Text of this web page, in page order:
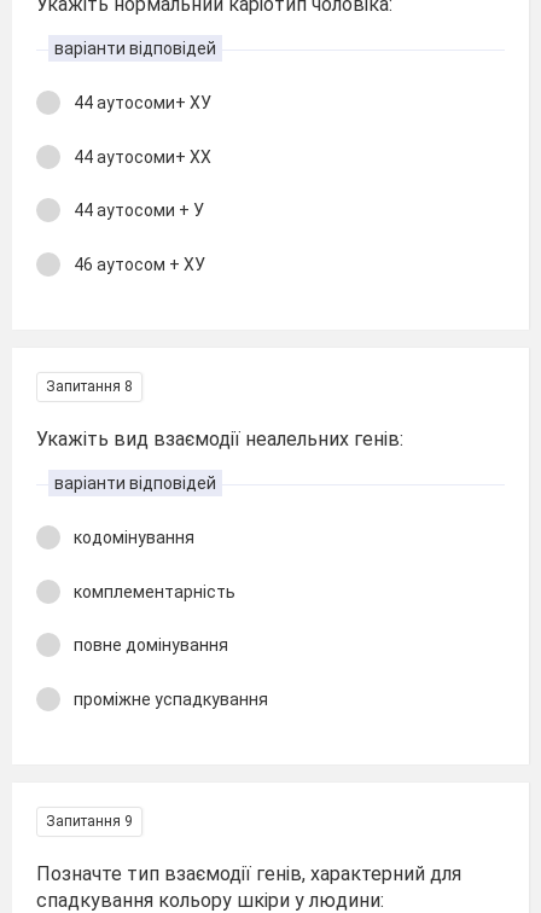
варіанти відповідей
44 аутосоми+ ХУ
44 аутосоми+ ХХ
44 аутосоми + У
46 аутосом + ХУ
Запитання 8
Укажіть вид взаємодії неалельних генів:
варіанти відповідей
кодомінування
комплементарність
повне домінування
проміжне успадкування
Запитання 9
Позначте тип взаємодії генів, характерний для
спадкування кольору шкіри у людини: